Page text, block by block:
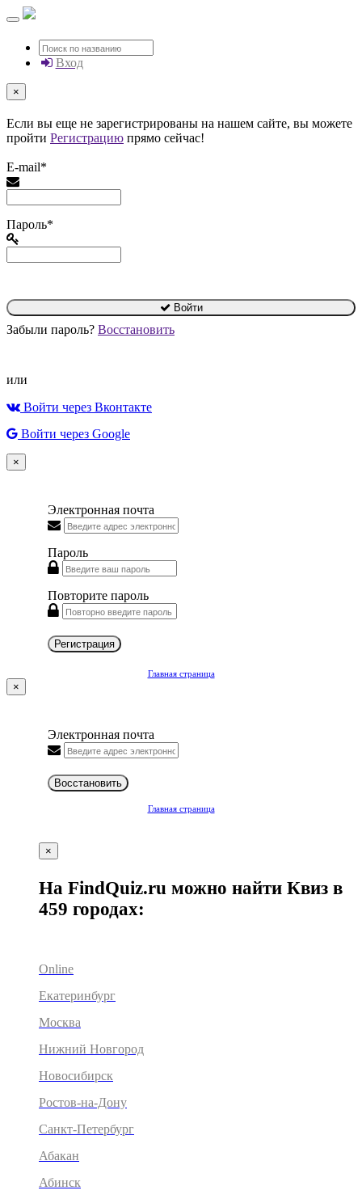
Вход
×
Если вы еще не зарегистрированы на нашем сайте, вы можете
пройти Регистрацию прямо сейчас!
E-mail*
Пароль*
Войти
Забыли пароль? Восстановить
или
Войти через Вконтакте
Войти через Google
×
Электронная почта
Пароль
Повторите пароль
Регистрация
Главная страница
×
Электронная почта
Восстановить
Главная страница
×
На FindQuiz.ru можно найти Квиз в
459 городах:
Online
Екатеринбург
Москва
Нижний Новгород
Новосибирск
Ростов-на-Дону
Санкт-Петербург
Абакан
Абинск